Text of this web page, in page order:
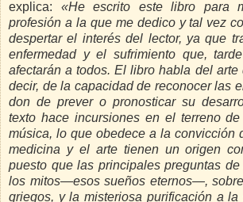
explica: «He escrito este libro para
profesión a la que me dedico y tal vez
despertar el interés del lector, ya que
enfermedad y el sufrimiento que,
afectarán a todos. El libro habla del
decir, de la capacidad de reconocer las
don de prever o pronosticar su
texto hace incursiones en el terreno
música, lo que obedece a la convicción
medicina y el arte tienen un origen
puesto que las principales preguntas
los mitos—esos sueños eternos—,
griegos, y la misteriosa purificación a